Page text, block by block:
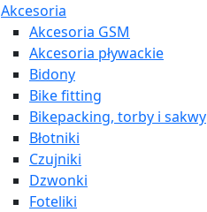
Akcesoria
Akcesoria GSM
Akcesoria pływackie
Bidony
Bike fitting
Bikepacking, torby i sakwy
Błotniki
Czujniki
Dzwonki
Foteliki